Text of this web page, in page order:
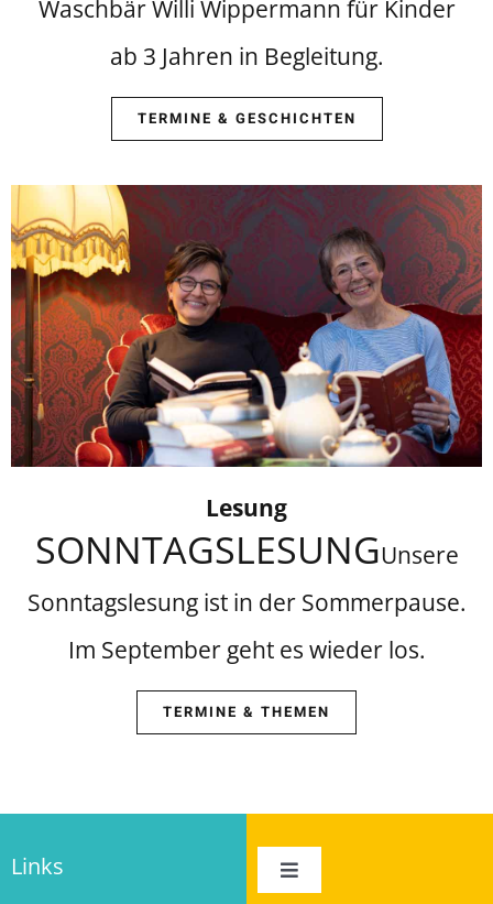
Waschbär Willi Wippermann für Kinder
ab 3 Jahren in Begleitung.
TERMINE & GESCHICHTEN
Lesung
SONNTAGSLESUNGUnsere
Sonntagslesung ist in der Sommerpause.
Im September geht es wieder los.
TERMINE & THEMEN
Links
Toggle